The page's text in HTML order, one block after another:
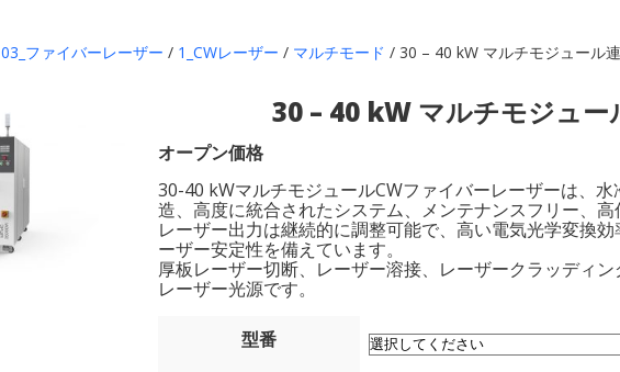
03_ファイバーレーザー / 1_CWレーザー / マルチモード / 30 – 40 kW マルチモジュール
30 – 40 kW マルチモジュー
オープン価格
30-40 kWマルチモジュールCWファイバーレーザーは、
造、高度に統合されたシステム、メンテナンスフリー、高
レーザー出力は継続的に調整可能で、高い電気光学変換
ーザー安定性を備えています。
厚板レーザー切断、レーザー溶接、レーザークラッディ
レーザー光源です。
型番